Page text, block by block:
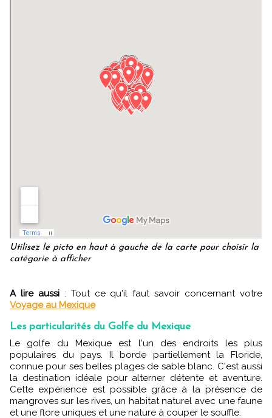
Utilisez le picto en haut à gauche de la carte pour choisir la
catégorie à afficher
A lire aussi: Tout ce qu'il faut savoir concernant votre
Voyage au Mexique
Les particularités du Golfe du Mexique
Le golfe du Mexique est l'un des endroits les plus
populaires du pays. Il borde partiellement la Floride,
connue pour ses belles plages de sable blanc. C'est aussi
la destination idéale pour alterner détente et aventure.
Cette expérience est possible grâce à la présence de
mangroves sur les rives, un habitat naturel avec une faune
et une flore uniques et une nature à couper le souffle.